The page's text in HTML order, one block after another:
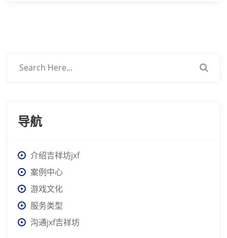
导航
介绍吉祥坊jxf
案例中心
游戏文化
服务类型
沟通jxf吉祥坊